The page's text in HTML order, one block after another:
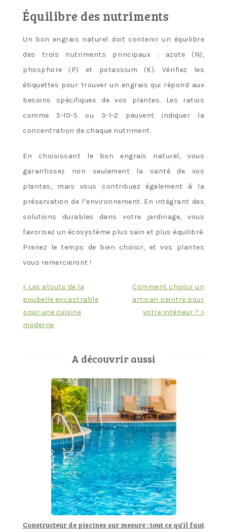
Équilibre des nutriments
Un bon engrais naturel doit contenir un équilibre
des trois nutriments principaux : azote (N),
phosphore (P) et potassium (K). Vérifiez les
étiquettes pour trouver un engrais qui répond aux
besoins spécifiques de vos plantes. Les ratios
comme 5-10-5 ou 3-1-2 peuvent indiquer la
concentration de chaque nutriment.
En choisissant le bon engrais naturel, vous
garantissez non seulement la santé de vos
plantes, mais vous contribuez également à la
préservation de l’environnement. En intégrant des
solutions durables dans votre jardinage, vous
favorisez un écosystème plus sain et plus équilibré.
Prenez le temps de bien choisir, et vos plantes
vous remercieront !
Navigation
l’article
< Les atouts de la
poubelle encastrable
pour une cuisine
moderne
Comment choisir un
artisan peintre pour
votre intérieur ? >
A découvrir aussi
Constructeur de piscines sur mesure : tout ce qu’il faut